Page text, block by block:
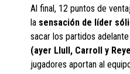
Al final, 12 puntos de
la sensación de líder
sacar los partidos adelante
(ayer Llull, Carroll y
jugadores aportan al